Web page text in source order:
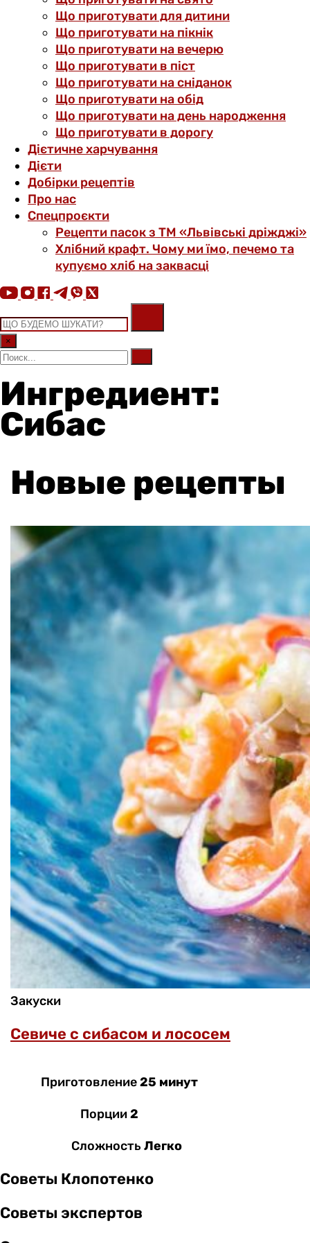
Що приготувати для дитини
Що приготувати на пікнік
Що приготувати на вечерю
Що приготувати в піст
Що приготувати на сніданок
Що приготувати на обід
Що приготувати на день народження
Що приготувати в дорогу
Дієтичне харчування
Дієти
Добірки рецептів
Про нас
Спецпроєкти
Рецепти пасок з ТМ «Львівські дріжджі»
Хлібний крафт. Чому ми їмо, печемо та
купуємо хліб на заквасці
×
Ингредиент:
Сибас
Новые рецепты
Закуски
Севиче с сибасом и лососем
Приготовление25 минут
Порции2
Сложность Легко
Советы Клопотенко
Советы экспертов